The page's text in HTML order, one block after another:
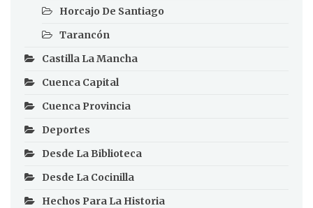
Horcajo De Santiago
Tarancón
Castilla La Mancha
Cuenca Capital
Cuenca Provincia
Deportes
Desde La Biblioteca
Desde La Cocinilla
Hechos Para La Historia